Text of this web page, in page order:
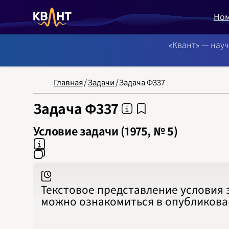
NB:
«Квант» —
Главная/Задачи/Задача Ф337
Задача Ф337
Условие задачи (1975, № 5)
Текстовое представление
можно ознакомиться в